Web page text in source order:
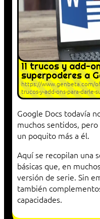
11 trucos y add-
superpoderes a
https://www.genbeta.com/
trucos-y-add-ons-para-darle-
Google Docs todavía
muchos sentidos,
un poquito más a él.
Aquí se recopilan una
básicas que, en
versión de serie. Sin
también
capacidades.